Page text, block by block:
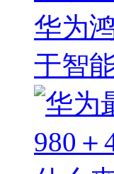
华为
于智